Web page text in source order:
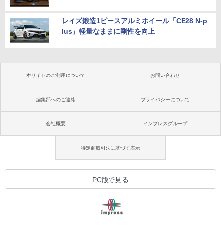
レイズ鍛造1ピースアルミホイール「CE28 N-p
lus」軽量なままに剛性を向上
本サイトのご利用について お問い合わせ
編集部へのご連絡 プライバシーについて
会社概要 インプレスグループ
特定商取引法に基づく表示
PC版で見る